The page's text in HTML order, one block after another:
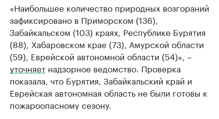
«Наибольшее количество природных возгораний
зафиксировано в Приморском (136),
Забайкальском (103) краях, Республике Бурятия
(88), Хабаровском крае (73), Амурской области
(59), Еврейской автономной области (54)», –
уточняет надзорное ведомство. Проверка
показала, что Бурятия, Забайкальский край и
Еврейская автономная область не были готовы к
пожароопасному сезону.